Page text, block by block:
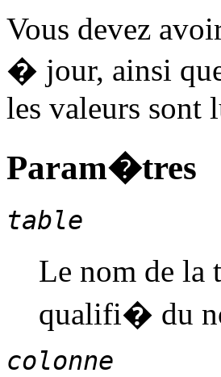
Vous devez
� jour, ainsi
les valeurs sont
Param�tres
table
Le nom de
qualifi� du
colonne